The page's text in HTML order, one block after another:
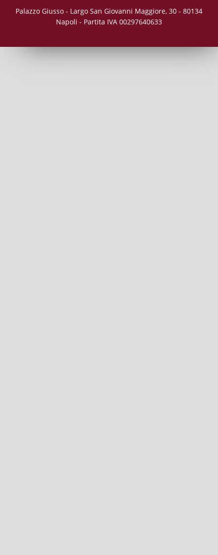
Palazzo Giusso - Largo San Giovanni Maggiore, 30 - 80134
Napoli - Partita IVA 00297640633